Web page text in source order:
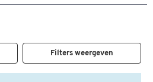
Filters weergeven